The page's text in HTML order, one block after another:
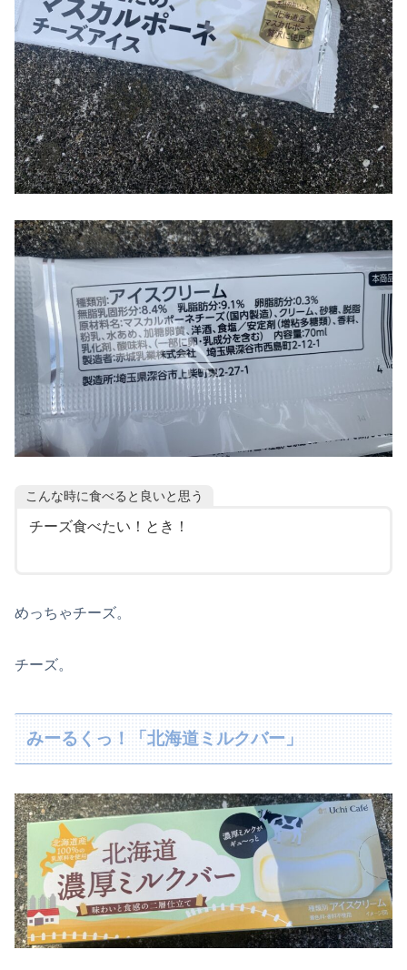
こんな時に食べると良いと思う
チーズ食べたい！とき！
めっちゃチーズ。
チーズ。
みーるくっ！「北海道ミルクバー」